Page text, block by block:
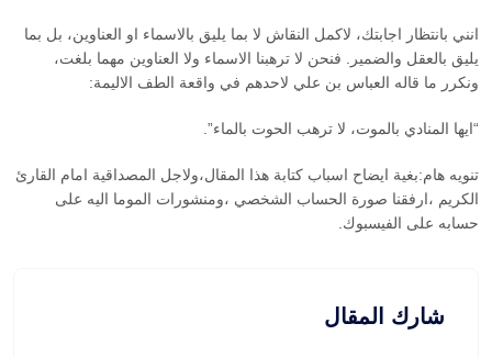
انني بانتظار اجابتك، لاكمل النقاش لا بما يليق بالاسماء او العناوين، بل بما
يليق بالعقل والضمير. فنحن لا ترهبنا الاسماء ولا العناوين مهما بلغت،
ونكرر ما قاله العباس بن علي لاحدهم في واقعة الطف الاليمة:
“ايها المنادي بالموت، لا ترهب الحوت بالماء”.
تنويه هام:بغية ايضاح اسباب كتابة هذا المقال،ولاجل المصداقية امام القارئ
الكريم ،ارفقنا صورة الحساب الشخصي ،ومنشورات الموما اليه على
حسابه على الفيسبوك.
شارك المقال